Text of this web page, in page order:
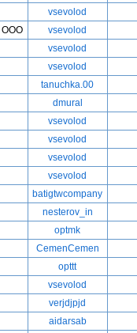
vsevolod
ООО
vsevolod
vsevolod
vsevolod
tanuchka.00
dmural
vsevolod
vsevolod
vsevolod
vsevolod
batigtwcompany
nesterov_in
optmk
CemenCemen
opttt
vsevolod
verjdjpjd
aidarsab